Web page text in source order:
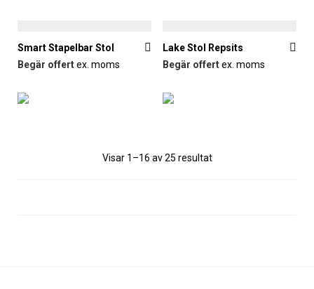
Smart Stapelbar Stol
Begär offertex. moms
Lake Stol Repsits
Begär offertex. moms
Visar 1–16 av 25 resultatSortera